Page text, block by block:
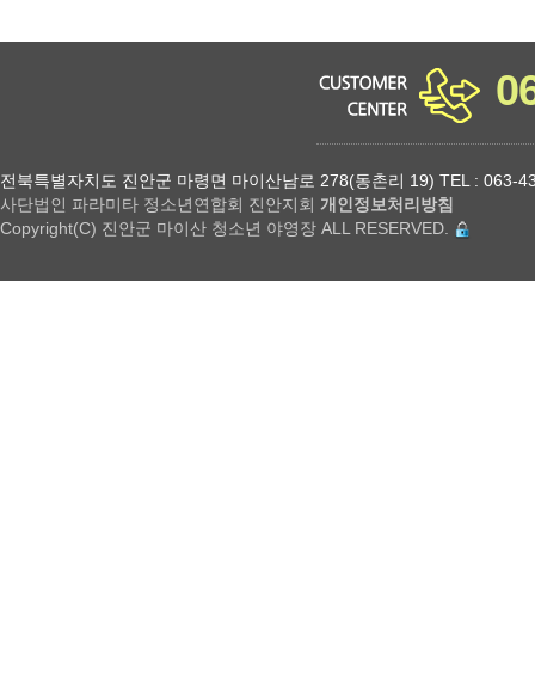
전북특별자치도 진안군 마령면 마이산남로 278(동촌리 19) TEL : 063-
사단법인 파라미타 정소년연합회 진안지회 개인정보처리방침
Copyright(C) 진안군 마이산 청소년 야영장 ALL RESERVED.